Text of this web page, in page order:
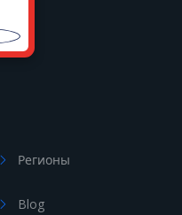
Регионы
Blog